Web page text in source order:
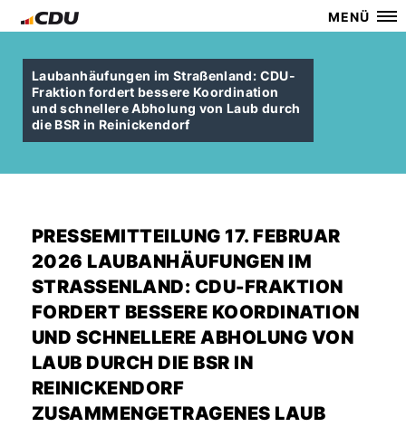
MENÜ
Laubanhäufungen im Straßenland: CDU-
Fraktion fordert bessere Koordination
und schnellere Abholung von Laub durch
die BSR in Reinickendorf
PRESSEMITTEILUNG 17. FEBRUAR
2026 LAUBANHÄUFUNGEN IM
STRASSENLAND: CDU-FRAKTION F
ORDERT BESSERE KOORDINATION U
ND SCHNELLERE ABHOLUNG VON L
AUB DURCH DIE BSR IN R
EINICKENDORF Z
USAMMENGETRAGENES LAUB B